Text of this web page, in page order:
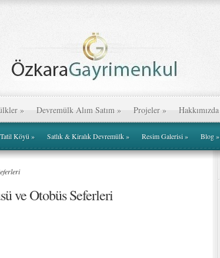
» Devremülk Alım Satım » Projeler » Hakkımızda
Köyü» Satlık & Kiralık Devremülk» Resim Galerisi» Blog»
ve Otobüs Seferleri